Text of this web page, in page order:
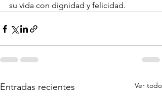
su vida con dignidad y felicidad.
Entradas recientes Ver todo